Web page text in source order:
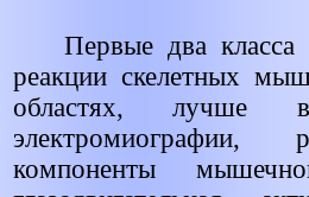
Первые два
реакции скелетных
областях, лучше
электромиографии,
компоненты